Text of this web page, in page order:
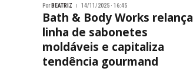
Por BEATRIZ 14/11/2025 · 16:45
Bath & Body Works relança
linha de sabonetes
moldáveis e capitaliza
tendência gourmand